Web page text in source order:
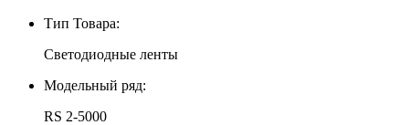
Тип Товара:
Светодиодные ленты
Модельный ряд:
RS 2-5000